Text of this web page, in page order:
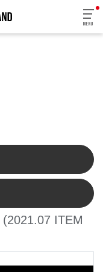
MENU
(2021.07 ITEM